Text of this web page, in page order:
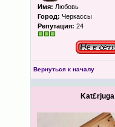
Имя: Любовь
Город: Черкассы
Репутация: 24
Вернуться к началу
Kat£rjuga